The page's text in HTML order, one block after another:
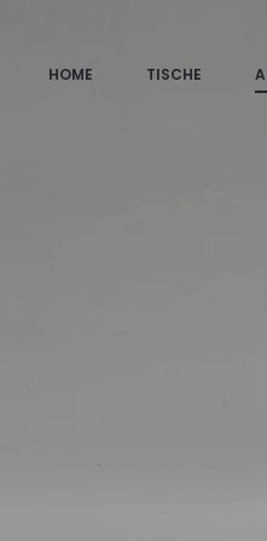
HOME TISCHE